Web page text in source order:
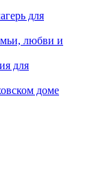
для
любви и
для
доме